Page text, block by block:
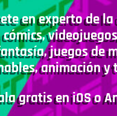
en experto de
juegos de
animación y
gratis en iOS o